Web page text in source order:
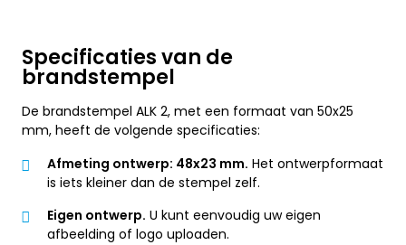
Specificaties van de
brandstempel
De brandstempel ALK 2, met een formaat van 50x25
mm, heeft de volgende specificaties:
Afmeting ontwerp: 48x23 mm. Het ontwerpformaat
is iets kleiner dan de stempel zelf.
Eigen ontwerp. U kunt eenvoudig uw eigen
afbeelding of logo uploaden.